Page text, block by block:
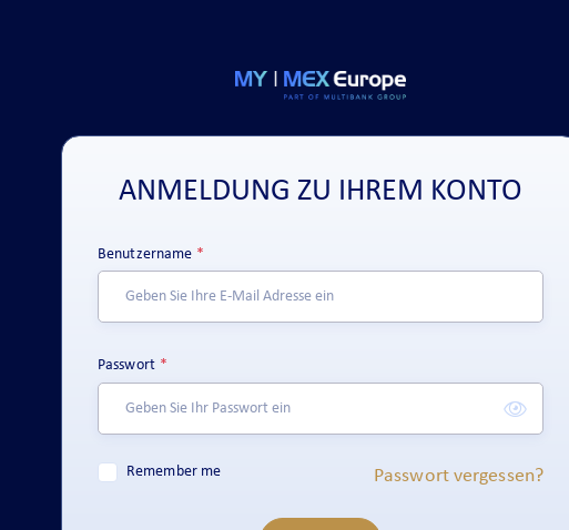
ANMELDUNG ZU IHREM KONTO
Benutzername
Passwort
Remember me Passwort vergessen?